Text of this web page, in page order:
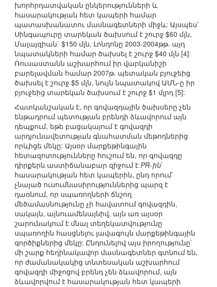
խորհրդատվական ընկերությունների և
հասարակության հետ կապերի համար
պատասխանատու մասնագետների միջև: Այսպես`
Սինգապուրը տարեկան ծախսում է շուրջ $60 մլն,
Մալայզիան` $150 մլն, Լոնդոնը 2003-2004թթ. այդ
նպատակների համար ծախսել է շուրջ $40 մլն [4]:
Ռուսաստանն աշխարհում իր վարկանիշի
բարելավման համար 2007թ. պետական բյուջեից
ծախսել է շուրջ $5 մլն, նույն նպատակով ԱՄՆ-ը իր
բյուջեից տարեկան ծախսում է շուրջ $1 մլրդ [5]:
Հատկանշական է, որ գովազդային ծախսերը չեն
ենթադրում պետության բրենդի ձևավորում այն
դեպքում, եթե բացակայում է գովազդի
արդյունավետության գնահատման մեթոդներից
որևիցե մեկը: Այսօր մարքեթինգային
հետազոտությունները հուշում են, որ գովազդը
դիրքերն աստիճանաբար զիջում է PR-ին`
հասարակության հետ կապերին, ընդ որում`
չնայած ուսումնասիրություններից պարզ է
դառնում, որ սպառողների ճնշող
մեծամասնությունը չի հավատում գովազդին,
սակայն, այնուամենայնիվ, այն առ այսօր
շարունակում է մնալ տեղեկատվությունը
սպառողին հասցնելու լավագույն մարքեթինգային
գործիքներից մեկը: Ընդունելով այս իրողությունը`
մի շարք հեղինակավոր մասնագետներ գտնում են,
որ ժամանակակից տնտեսական աշխարհում
գովազդի միջոցով բրենդ չեն ձևավորում, այն
ձևավորվում է հասարակության հետ կապերի